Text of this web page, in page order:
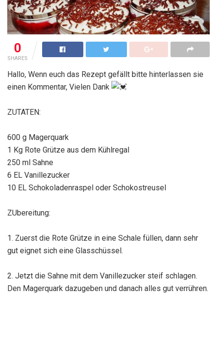
0
SHARES
Hallo, Wenn euch das Rezept gefällt bitte hinterlassen sie
einen Kommentar, Vielen Dank
ZUTATEN:
600 g Magerquark
1 Kg Rote Grütze aus dem Kühlregal
250 ml Sahne
6 EL Vanillezucker
10 EL Schokoladenraspel oder Schokostreusel
ZUbereitung:
1. Zuerst die Rote Grütze in eine Schale füllen, dann sehr
gut eignet sich eine Glasschüssel.
2. Jetzt die Sahne mit dem Vanillezucker steif schlagen.
Den Magerquark dazugeben und danach alles gut verrühren.